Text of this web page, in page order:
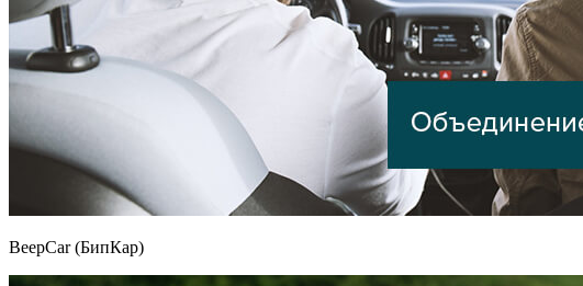
BeepCar (БипКар)